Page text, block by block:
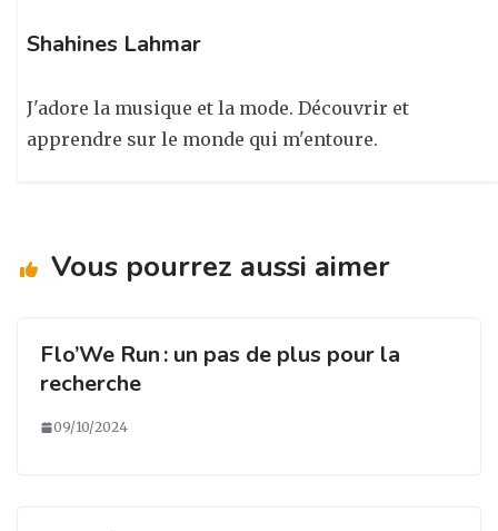
Shahines Lahmar
J'adore la musique et la mode. Découvrir et
apprendre sur le monde qui m'entoure.
Vous pourrez aussi aimer
Flo’We Run : un pas de plus pour la
recherche
09/10/2024